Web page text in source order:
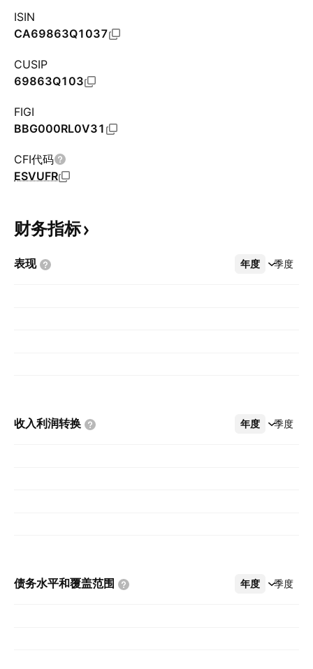
ISIN
CA69863Q1037
CUSIP
69863Q103
FIGI
BBG000RL0V31
CFI代码
ESVUFR
财务指标
表现 年度 季度
更多
收入利润转换 年度 季度
更多
债务水平和覆盖范围 年度 季度
更多